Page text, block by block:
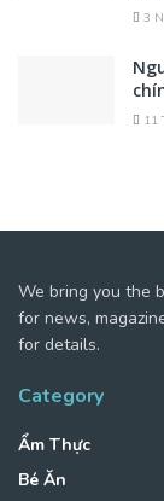
3
11
We bring you the
for news,
for details.
Category
Ẩm Thực
Bé Ăn